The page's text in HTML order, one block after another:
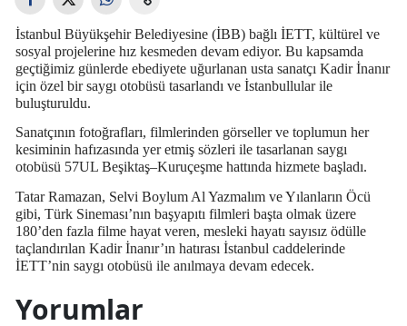
İstanbul Büyükşehir Belediyesine (İBB) bağlı İETT, kültürel ve
sosyal projelerine hız kesmeden devam ediyor. Bu kapsamda
geçtiğimiz günlerde ebediyete uğurlanan usta sanatçı Kadir İnanır
için özel bir saygı otobüsü tasarlandı ve İstanbullular ile
buluşturuldu.
Sanatçının fotoğrafları, filmlerinden görseller ve toplumun her
kesiminin hafızasında yer etmiş sözleri ile tasarlanan saygı
otobüsü 57UL Beşiktaş–Kuruçeşme hattında hizmete başladı.
Tatar Ramazan, Selvi Boylum Al Yazmalım ve Yılanların Öcü
gibi, Türk Sineması’nın başyapıtı filmleri başta olmak üzere
180’den fazla filme hayat veren, mesleki hayatı sayısız ödülle
taçlandırılan Kadir İnanır’ın hatırası İstanbul caddelerinde
İETT’nin saygı otobüsü ile anılmaya devam edecek.
Yorumlar